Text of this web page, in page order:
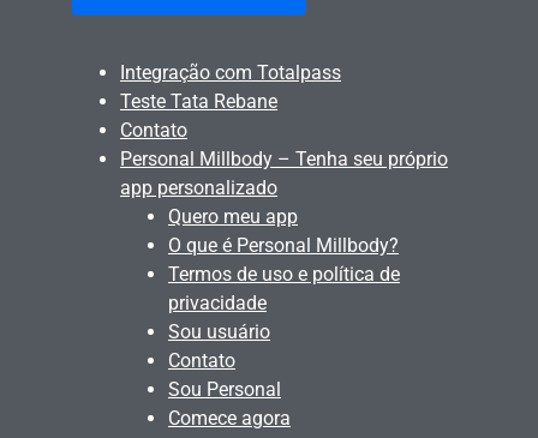
Integração com Totalpass
Teste Tata Rebane
Contato
Personal Millbody – Tenha seu próprio
app personalizado
Quero meu app
O que é Personal Millbody?
Termos de uso e política de
privacidade
Sou usuário
Contato
Sou Personal
Comece agora